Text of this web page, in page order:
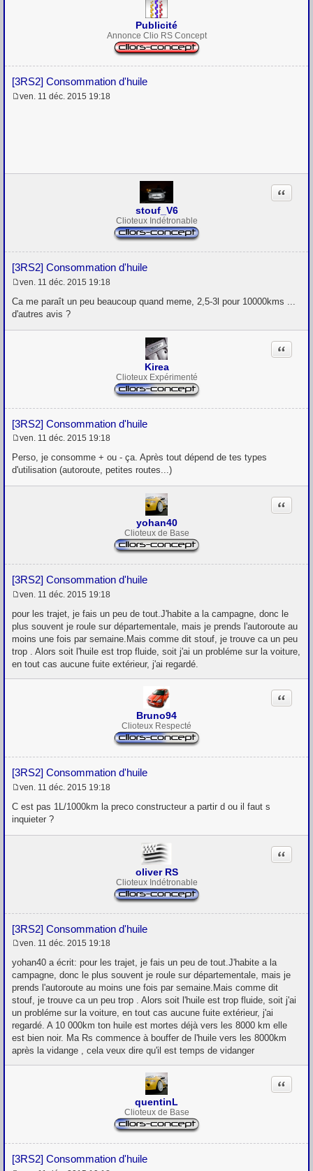
Publicité
Annonce Clio RS Concept
[3RS2] Consommation d'huile
ven. 11 déc. 2015 19:18
stouf_V6
Clioteux Indétronable
[3RS2] Consommation d'huile
Citation
e
s
a
ven. 11 déc. 2015 19:18
Ca me paraît un peu beaucoup quand meme, 2,5-3l pour 10000kms ...
d'autres avis ?
Kirea
Clioteux Expérimenté
[3RS2] Consommation d'huile
Citation
e
s
a
ven. 11 déc. 2015 19:18
Perso, je consomme + ou - ça. Après tout dépend de tes types
d'utilisation (autoroute, petites routes...)
yohan40
Clioteux de Base
[3RS2] Consommation d'huile
Citation
e
s
a
g
e
ven. 11 déc. 2015 19:18
pour les trajet, je fais un peu de tout.J'habite a la campagne, donc le
plus souvent je roule sur départementale, mais je prends l'autoroute au
moins une fois par semaine.Mais comme dit stouf, je trouve ca un peu
trop . Alors soit l'huile est trop fluide, soit j'ai un probléme sur la voiture,
en tout cas aucune fuite extérieur, j'ai regardé.
Bruno94
Clioteux Respecté
[3RS2] Consommation d'huile
Citation
e
s
a
ven. 11 déc. 2015 19:18
C est pas 1L/1000km la preco constructeur a partir d ou il faut s
inquieter ?
oliver RS
Clioteux Indétronable
[3RS2] Consommation d'huile
Citation
e
s
a
g
e
ven. 11 déc. 2015 19:18
yohan40 a écrit: pour les trajet, je fais un peu de tout.J'habite a la
campagne, donc le plus souvent je roule sur départementale, mais je
prends l'autoroute au moins une fois par semaine.Mais comme dit
stouf, je trouve ca un peu trop . Alors soit l'huile est trop fluide, soit j'ai
un probléme sur la voiture, en tout cas aucune fuite extérieur, j'ai
regardé. A 10 000km ton huile est mortes déjà vers les 8000 km elle
est bien noir. Ma Rs commence à bouffer de l'huile vers les 8000km
après la vidange , cela veux dire qu'il est temps de vidanger
quentinL
Clioteux de Base
[3RS2] Consommation d'huile
Citation